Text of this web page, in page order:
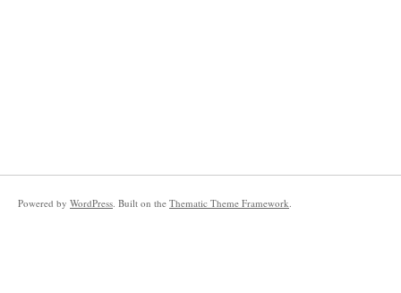
Powered by WordPress. Built on the Thematic Theme Framework.